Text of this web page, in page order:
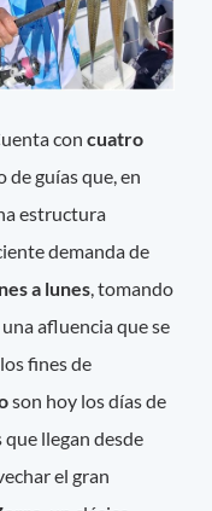
concuatro
de guías que, en
estructura
demanda de
a lunes, tomando
afluencia que se
fines de
son hoy los días de
llegan desde
el gran